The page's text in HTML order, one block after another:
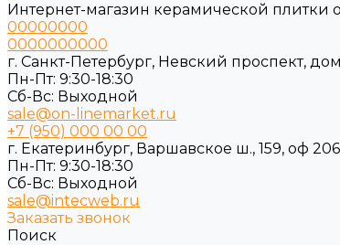
Интернет-магазин керамической плитки
00000000
0000000000
г. Санкт-Петербург, Невский проспект,
Пн-Пт: 9:30-18:30
Cб-Вс: Выходной
sale@on-linemarket.ru
+7 (950) 000 00 00
г. Екатеринбург, Варшавское ш., 159, оф 206
Пн-Пт: 9:30-18:30
Cб-Вс: Выходной
sale@intecweb.ru
Заказать звонок
Поиск